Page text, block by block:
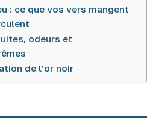
: ce que vos vers mangent
odeurs et
de l’or noir